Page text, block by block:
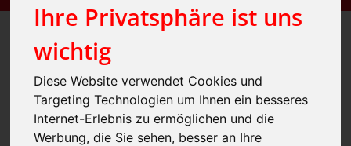
Ihre Privatsphäre ist uns
wichtig
Diese Website verwendet Cookies und
Targeting Technologien um Ihnen ein besseres
Internet-Erlebnis zu ermöglichen und die
Werbung, die Sie sehen, besser an Ihre
Home»Shop » Workwear» Gastronomie / Hotel» Schürzen
Schürze 100 x 100 cm
(Exner)